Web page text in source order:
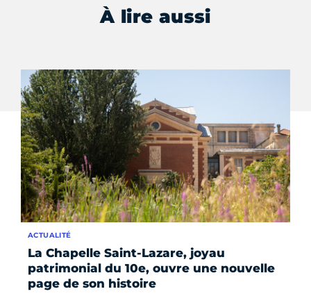
À lire aussi
La Chapelle Saint-Lazare, joyau
patrimonial du 10e, ouvre une nouvelle
page de son histoire
ACTUALITÉ